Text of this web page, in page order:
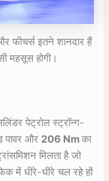
फीचर्स इतने शानदार हैं
महसूस होगी।
पेट्रोल स्ट्रॉन्ग-
पावर और 206 Nmका
मिलता है जो
में धीरे-धीरे चल रहे हों